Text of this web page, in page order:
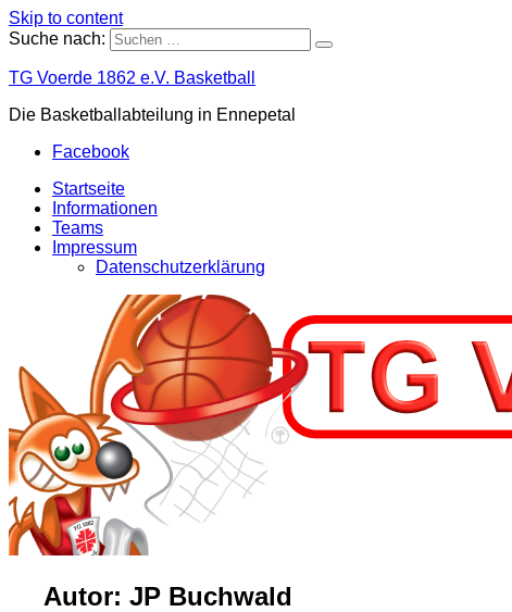
Skip to content
Suche nach:
TG Voerde 1862 e.V. Basketball
Die Basketballabteilung in Ennepetal
Facebook
Startseite
Informationen
Teams
Impressum
Datenschutzerklärung
Autor: JP Buchwald